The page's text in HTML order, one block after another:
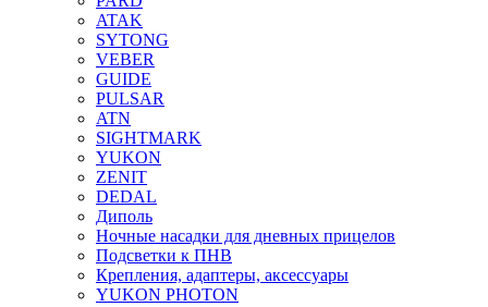
ATAK
SYTONG
VEBER
GUIDE
PULSAR
ATN
SIGHTMARK
YUKON
ZENIT
DEDAL
Диполь
Ночные насадки для дневных прицелов
Подсветки к ПНВ
Крепления, адаптеры, аксессуары
YUKON PHOTON